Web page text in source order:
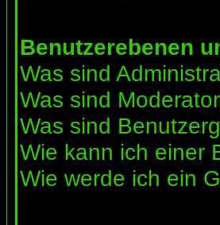
Benutzerebenen
Was sind
Was sind
Was sind
Wie kann ich einer
Wie werde ich ein